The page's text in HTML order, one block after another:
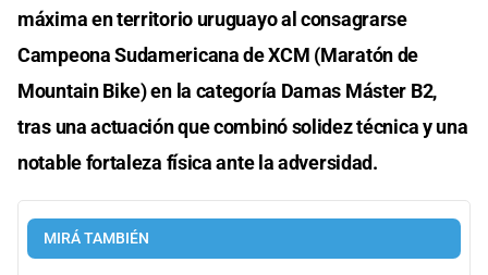
máxima en territorio uruguayo al consagrarse
Campeona Sudamericana de XCM (Maratón de
Mountain Bike) en la categoría Damas Máster B2,
tras una actuación que combinó solidez técnica y una
notable fortaleza física ante la adversidad.
MIRÁ TAMBIÉN